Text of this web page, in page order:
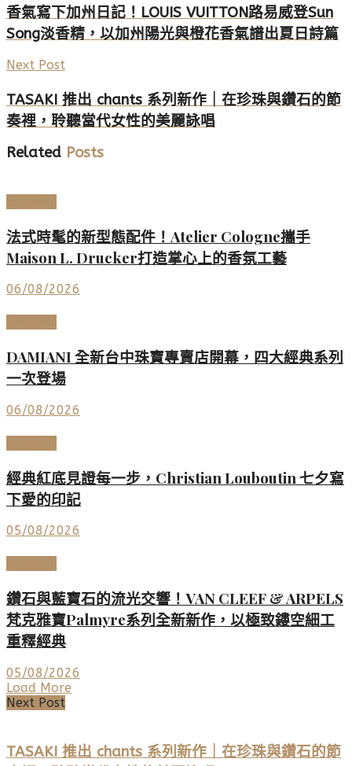
香氣寫下加州日記！LOUIS VUITTON路易威登Sun
Song淡香精，以加州陽光與橙花香氣譜出夏日詩篇
Next Post
TASAKI 推出 chants 系列新作｜在珍珠與鑽石的節
奏裡，聆聽當代女性的美麗詠唱
Related Posts
法式時髦的新型態配件！Atelier Cologne攜手
Maison L. Drucker打造掌心上的香氛工藝
06/08/2026
DAMIANI 全新台中珠寶專賣店開幕，四大經典系列
一次登場
06/08/2026
經典紅底見證每一步，Christian Louboutin 七夕寫
下愛的印記
05/08/2026
鑽石與藍寶石的流光交響！VAN CLEEF & ARPELS
梵克雅寶Palmyre系列全新新作，以極致鏤空細工
重釋經典
05/08/2026
Load More
Next Post
TASAKI 推出 chants 系列新作｜在珍珠與鑽石的節